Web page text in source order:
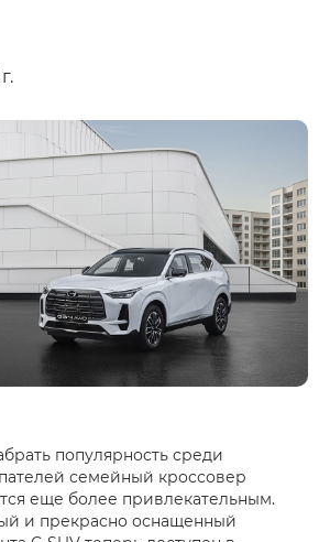
популярность среди
семейный кроссовер
еще более привлекательным.
и прекрасно оснащенный